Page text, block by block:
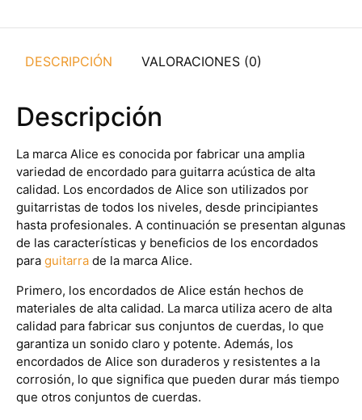
DESCRIPCIÓN VALORACIONES (0)
Descripción
La marca Alice es conocida por fabricar una amplia
variedad de encordado para guitarra acústica de alta
calidad. Los encordados de Alice son utilizados por
guitarristas de todos los niveles, desde principiantes
hasta profesionales. A continuación se presentan algunas
de las características y beneficios de los encordados
para guitarra de la marca Alice.
Primero, los encordados de Alice están hechos de
materiales de alta calidad. La marca utiliza acero de alta
calidad para fabricar sus conjuntos de cuerdas, lo que
garantiza un sonido claro y potente. Además, los
encordados de Alice son duraderos y resistentes a la
corrosión, lo que significa que pueden durar más tiempo
que otros conjuntos de cuerdas.